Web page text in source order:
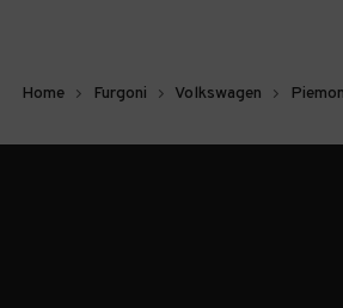
Home Furgoni Volkswagen